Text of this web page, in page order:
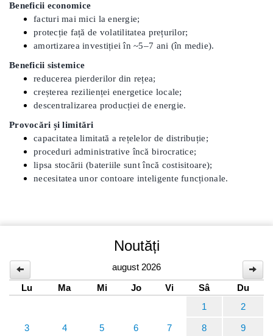
Beneficii economice
facturi mai mici la energie;
protecție față de volatilitatea prețurilor;
amortizarea investiției în ~5–7 ani (în medie).
Beneficii sistemice
reducerea pierderilor din rețea;
creșterea rezilienței energetice locale;
descentralizarea producției de energie.
Provocări și limitări
capacitatea limitată a rețelelor de distribuție;
proceduri administrative încă birocratice;
lipsa stocării (bateriile sunt încă costisitoare);
necesitatea unor contoare inteligente funcționale.
Noutăți
august 2026
Lu
Ma Mi Jo Vi Sâ
Du
1
2
3 4 5 6 7 8 9